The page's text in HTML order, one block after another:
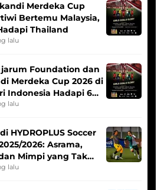
Merdeka Cup
Bertemu Malaysia,
Thailand
lalu
Foundation dan
Merdeka Cup 2026 di
Indonesia Hadapi 6
lalu
HYDROPLUS Soccer
2026: Asrama,
Mimpi yang Tak
lalu